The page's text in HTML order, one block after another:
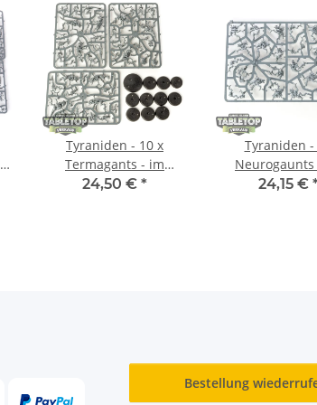
Tyraniden - 10 x
Termagants - im
Gussrahmen
24,50 € *
Tyraniden -
24,15 €
Bestellung